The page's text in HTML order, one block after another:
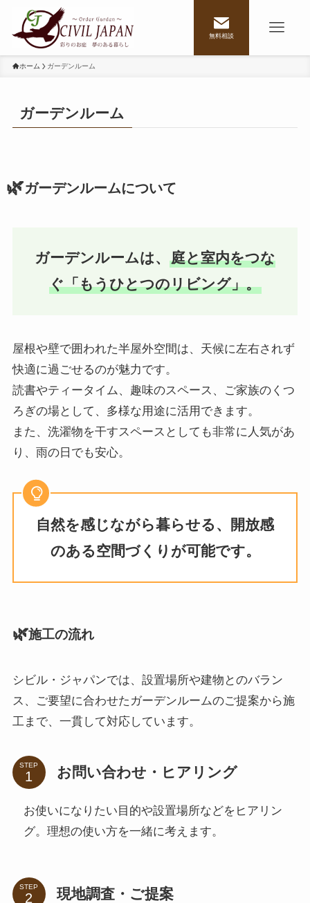
無料相談
ホーム ガーデンルーム
ガーデンルーム
🌿ガーデンルームについて
ガーデンルームは、 庭と室内をつな
ぐ「もうひとつのリビング」。
屋根や壁で囲われた半屋外空間は、天候に左右されず
快適に過ごせるのが魅力です。
読書やティータイム、趣味のスペース、ご家族のくつ
ろぎの場として、多様な用途に活用できます。
また、洗濯物を干すスペースとしても非常に人気があ
り、雨の日でも安心。
自然を感じながら暮らせる、開放感
のある空間づくりが可能です。
🌿施工の流れ
シビル・ジャパンでは、設置場所や建物とのバラン
ス、ご要望に合わせたガーデンルームのご提案から施
工まで、一貫して対応しています。
STEP お問い合わせ・ヒアリング
お使いになりたい目的や設置場所などをヒアリン
グ。理想の使い方を一緒に考えます。
STEP 現地調査・ご提案